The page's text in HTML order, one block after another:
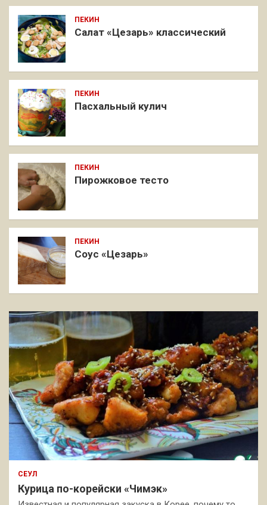
ПЕКИН
Салат «Цезарь» классический
ПЕКИН
Пасхальный кулич
ПЕКИН
Пирожковое тесто
ПЕКИН
Соус «Цезарь»
СЕУЛ
Курица по-корейски «Чимэк»